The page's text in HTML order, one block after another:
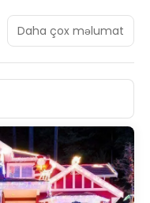
including a
to rent. Additional
services,
a common area.
222 guestrooms
Your pillowtop bed
internet access
and cable
entertainment. Private
toiletries and
Daha çox məlumat